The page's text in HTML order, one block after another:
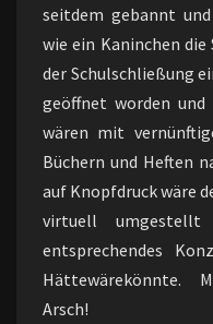
seitdem gebannt
wie ein Kaninchen die
der Schulschließung
geöffnet worden und
wären mit
Büchern und Heften
auf Knopfdruck wäre
virtuell
entsprechendes
Hättewärekönnte.
Arsch!